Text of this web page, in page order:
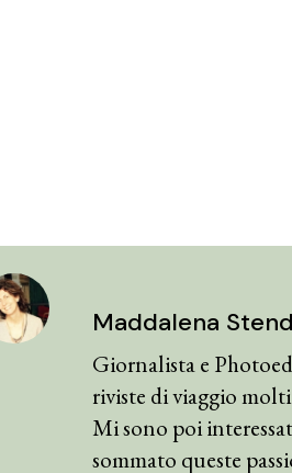
Maddalena
Giornalista e
riviste di viaggio
Mi sono poi
sommato queste